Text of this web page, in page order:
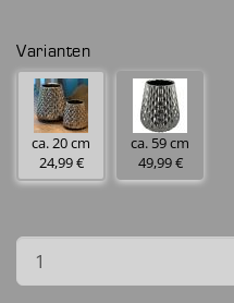
Varianten
ca. 20 cm
24,99 €
ca. 59 cm
49,99 €